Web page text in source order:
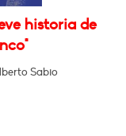
historia de
Sabio